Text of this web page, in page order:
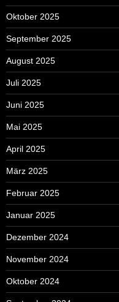
Oktober 2025
September 2025
August 2025
Juli 2025
Juni 2025
Mai 2025
April 2025
März 2025
Februar 2025
Januar 2025
Dezember 2024
November 2024
Oktober 2024